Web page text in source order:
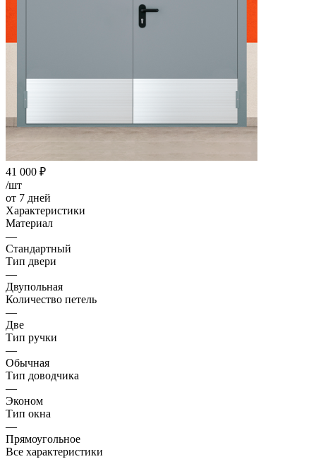
41 000 ₽
/шт
от 7 дней
Характеристики
Материал
—
Стандартный
Тип двери
—
Двупольная
Количество петель
—
Две
Тип ручки
—
Обычная
Тип доводчика
—
Эконом
Тип окна
—
Прямоугольное
Все характеристики